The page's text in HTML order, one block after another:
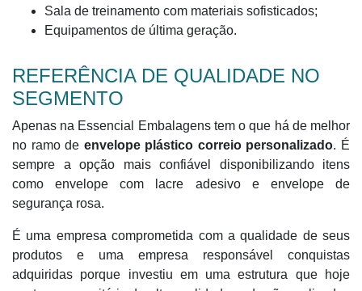
Sala de treinamento com materiais sofisticados;
Equipamentos de última geração.
REFERÊNCIA DE QUALIDADE NO
SEGMENTO
Apenas na Essencial Embalagens tem o que há de melhor
no ramo de envelope plástico correio personalizado. É
sempre a opção mais confiável disponibilizando itens
como envelope com lacre adesivo e envelope de
segurança rosa.
É uma empresa comprometida com a qualidade de seus
produtos e uma empresa responsável conquistas
adquiridas porque investiu em uma estrutura que hoje